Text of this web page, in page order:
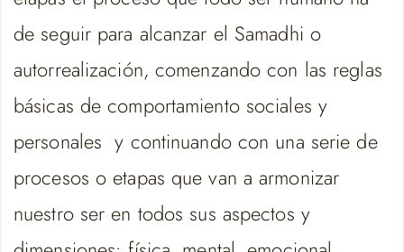
de seguir para alcanzar el Samadhi o
autorrealización, comenzando con las reglas
básicas de comportamiento sociales y
personales y continuando con una serie de
procesos o etapas que van a armonizar
nuestro ser en todos sus aspectos y